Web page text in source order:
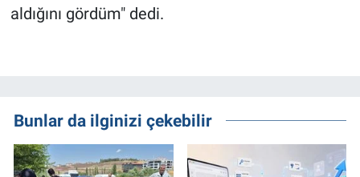
aldığını gördüm" dedi.
Bunlar da ilginizi çekebilir